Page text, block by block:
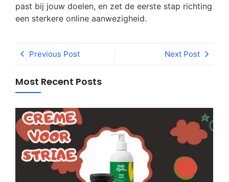
past bij jouw doelen, en zet de eerste stap richting
een sterkere online aanwezigheid.
Previous Post Next Post
Most Recent Posts